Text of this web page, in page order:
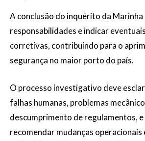
A conclusão do inquérito da
responsabilidades e indicar
corretivas, contribuindo para o
segurança no maior porto do país.
O processo investigativo deve
falhas humanas, problemas
descumprimento de regulamentos,
recomendar mudanças